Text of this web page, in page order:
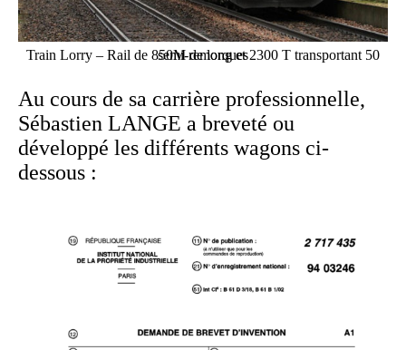
Train Lorry – Rail de 850M de long et 2300 T transportant 50 semi-remorques
Au cours de sa carrière professionnelle,
Sébastien LANGE a breveté ou
développé les différents wagons ci-
dessous :